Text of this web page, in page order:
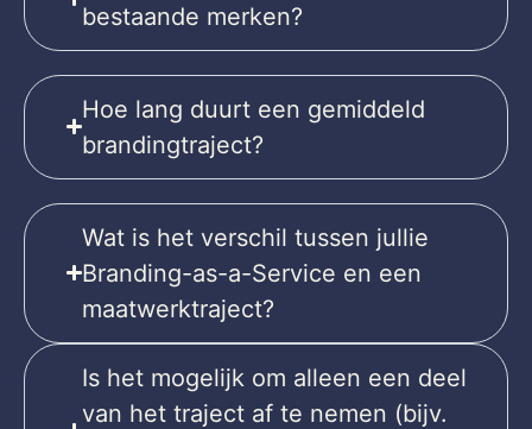
bestaande merken?
Hoe lang duurt een gemiddeld
brandingtraject?
Wat is het verschil tussen jullie
Branding-as-a-Service en een
maatwerktraject?
Is het mogelijk om alleen een deel
van het traject af te nemen (bijv.